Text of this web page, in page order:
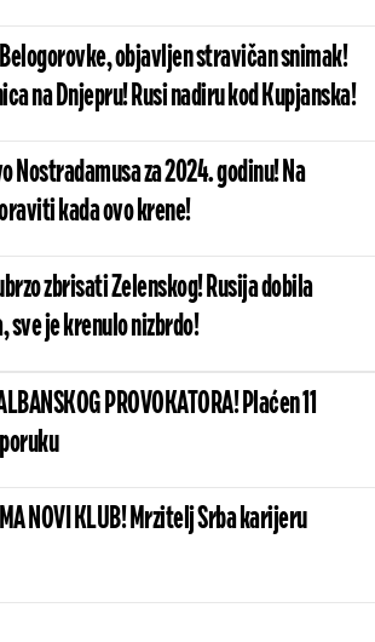
objavljen stravičan snimak!
na Dnjepru! Rusi nadiru kod Kupjanska!
za 2024. godinu! Na
kada ovo krene!
zbrisati Zelenskog! Rusija dobila
je krenulo nizbrdo!
PROVOKATORA! Plaćen 11
NOVI KLUB! Mrzitelj Srba karijeru